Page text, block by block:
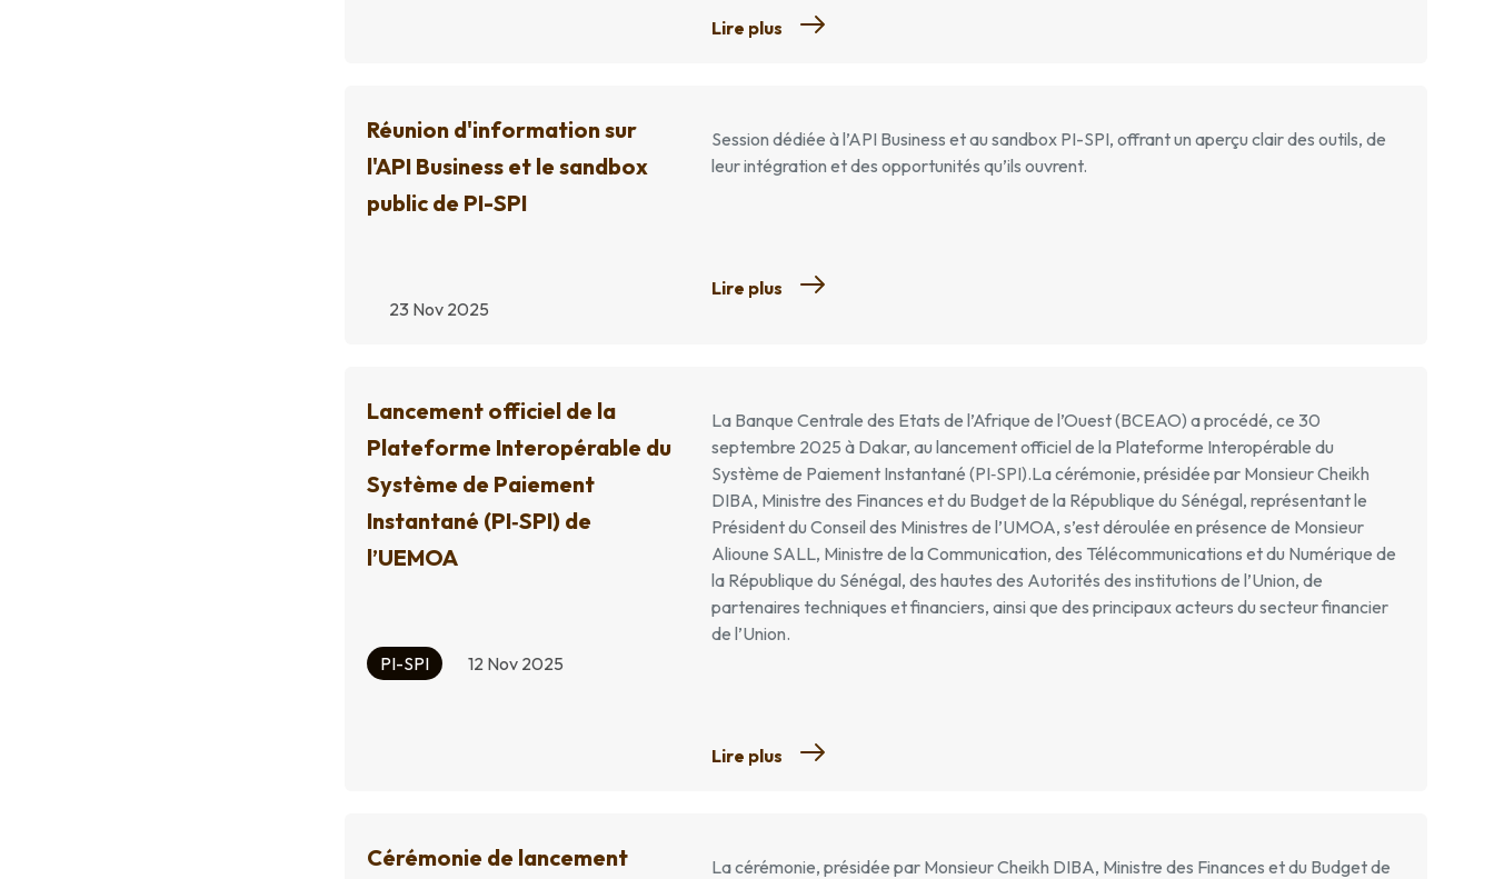
Lire plus
Réunion d'information sur
l'API Business et le sandbox
public de PI-SPI
23 Nov 2025
Session dédiée à l’API Business et au sandbox PI-SPI, offrant un aperçu clair des outils, de
leur intégration et des opportunités qu’ils ouvrent.
Lire plus
Lancement officiel de la
Plateforme Interopérable du
Système de Paiement
Instantané (PI‑SPI) de
l’UEMOA
PI-SPI 12 Nov 2025
La Banque Centrale des Etats de l’Afrique de l’Ouest (BCEAO) a procédé, ce 30
septembre 2025 à Dakar, au lancement officiel de la Plateforme Interopérable du
Système de Paiement Instantané (PI‑SPI).La cérémonie, présidée par Monsieur Cheikh
DIBA, Ministre des Finances et du Budget de la République du Sénégal, représentant le
Président du Conseil des Ministres de l’UMOA, s’est déroulée en présence de Monsieur
Alioune SALL, Ministre de la Communication, des Télécommunications et du Numérique de
la République du Sénégal, des hautes des Autorités des institutions de l’Union, de
partenaires techniques et financiers, ainsi que des principaux acteurs du secteur financier
de l’Union.
Lire plus
Cérémonie de lancement
La cérémonie, présidée par Monsieur Cheikh DIBA, Ministre des Finances et du Budget de